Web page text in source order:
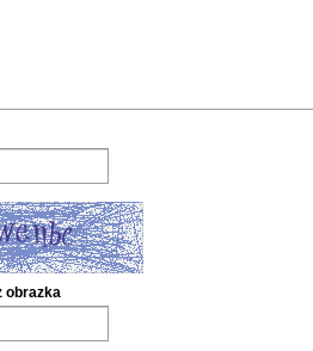
obrazka